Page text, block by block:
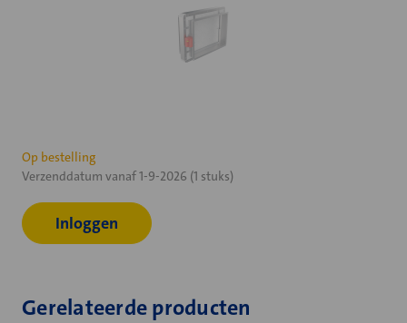
Huidige
voorraad:
Op bestelling
Verzenddatum vanaf 1-9-2026 (1 stuks)
Inloggen
Gerelateerde producten